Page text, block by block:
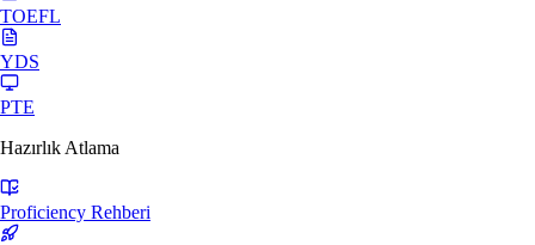
TOEFL
YDS
PTE
Hazırlık Atlama
Proficiency Rehberi